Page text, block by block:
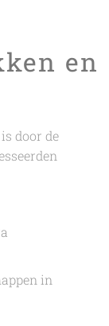
en
door de
in